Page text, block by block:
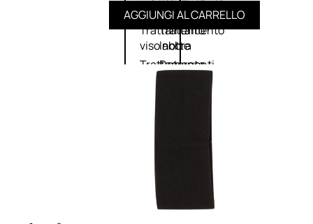
viso giorno
Trattamento
viso notte
Trattamento
viso 24 ore
Trattamento
viso antietà
Trattamento
idratante
Trattamento
collo e
décolleté
occhi
Trattamento
labbra
Detergenti
trattamento
AGGIUNGI AL CARRELLO